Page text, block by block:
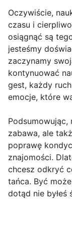
Oczywiście,
czasu i
osiągnąć są
jesteśmy
zaczynamy
kontynuować
gest, każdy
emocje, które
zabawa, ale
poprawę
znajomości.
chcesz odkryć
tańca. Być
dotąd nie byłeś